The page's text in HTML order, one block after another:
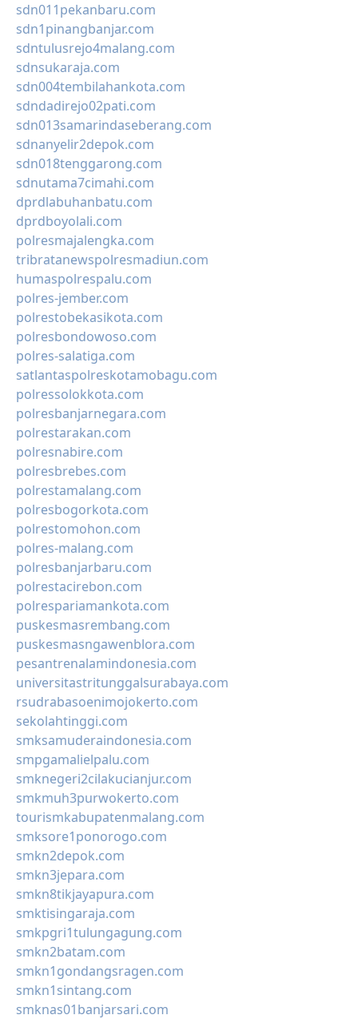
sdn011pekanbaru.com
sdn1pinangbanjar.com
sdntulusrejo4malang.com
sdnsukaraja.com
sdn004tembilahankota.com
sdndadirejo02pati.com
sdn013samarindaseberang.com
sdnanyelir2depok.com
sdn018tenggarong.com
sdnutama7cimahi.com
dprdlabuhanbatu.com
dprdboyolali.com
polresmajalengka.com
tribratanewspolresmadiun.com
humaspolrespalu.com
polres-jember.com
polrestobekasikota.com
polresbondowoso.com
polres-salatiga.com
satlantaspolreskotamobagu.com
polressolokkota.com
polresbanjarnegara.com
polrestarakan.com
polresnabire.com
polresbrebes.com
polrestamalang.com
polresbogorkota.com
polrestomohon.com
polres-malang.com
polresbanjarbaru.com
polrestacirebon.com
polrespariamankota.com
puskesmasrembang.com
puskesmasngawenblora.com
pesantrenalamindonesia.com
universitastritunggalsurabaya.com
rsudrabasoenimojokerto.com
sekolahtinggi.com
smksamuderaindonesia.com
smpgamalielpalu.com
smknegeri2cilakucianjur.com
smkmuh3purwokerto.com
tourismkabupatenmalang.com
smksore1ponorogo.com
smkn2depok.com
smkn3jepara.com
smkn8tikjayapura.com
smktisingaraja.com
smkpgri1tulungagung.com
smkn2batam.com
smkn1gondangsragen.com
smkn1sintang.com
smknas01banjarsari.com